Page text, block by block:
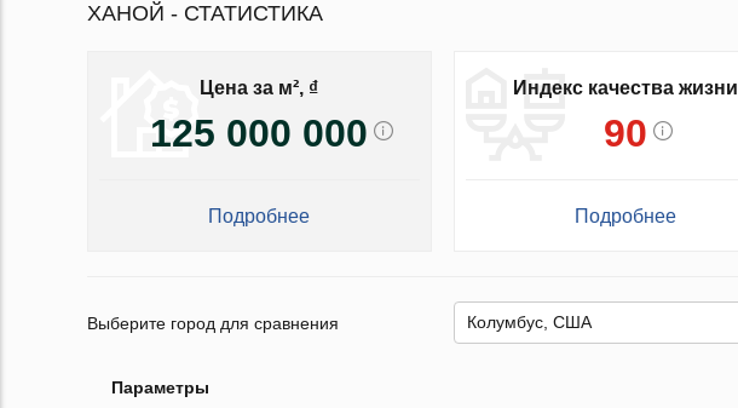
ХАНОЙ - СТАТИСТИКА
Цена за м², ₫
125 000 000
Подробнее
Индекс качества жизни
90
Подробнее
Выберите город для сравнения
Параметры